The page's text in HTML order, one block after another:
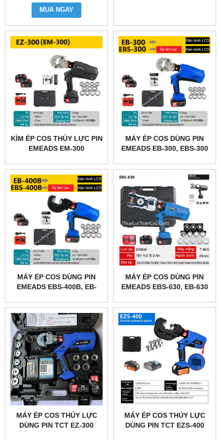
MUA NGAY
KÌM ÉP COS THỦY LỰC PIN
EMEADS EM-300
MÁY ÉP COS DÙNG PIN
EMEADS EB-300, EBS-300
MÁY ÉP COS DÙNG PIN
EMEADS EBS-400B, EB-
MÁY ÉP COS DÙNG PIN
EMEADS EBS-630, EB-630
MÁY ÉP COS THỦY LỰC
DÙNG PIN TCT EZ-300
MÁY ÉP COS THỦY LỰC
DÙNG PIN TCT EZS-400